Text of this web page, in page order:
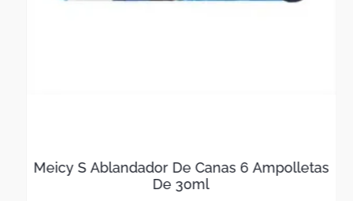
Meicy S Ablandador De Canas 6 Ampolletas
De 30ml